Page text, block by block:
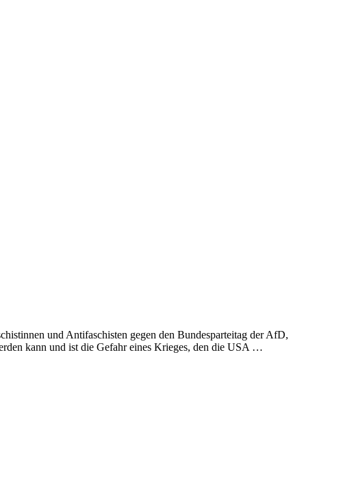
und Antifaschisten gegen den Bundesparteitag der AfD,
kann und ist die Gefahr eines Krieges, den die USA …